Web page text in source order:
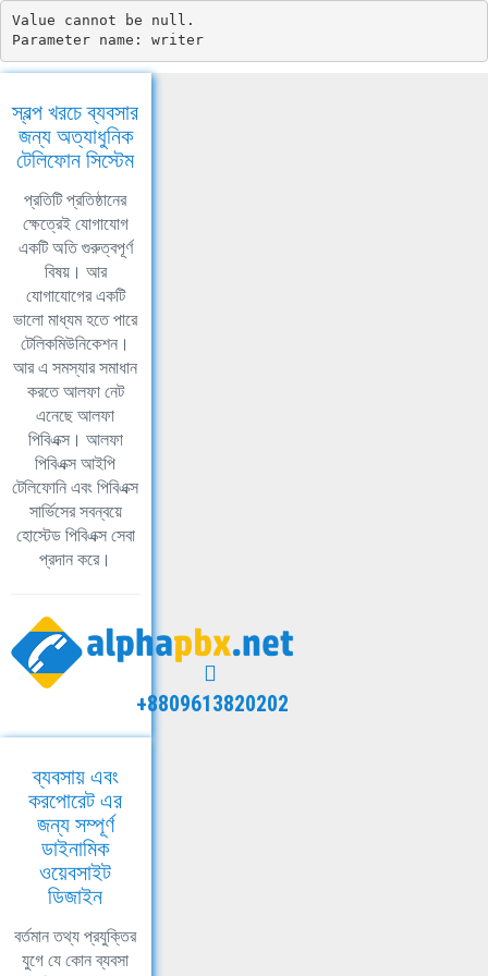
Value cannot be null.
Parameter name: writer
স্বল্প খরচে ব্যবসার
জন্য অত্যাধুনিক
টেলিফোন সিস্টেম
প্রতিটি প্রতিষ্ঠানের
ক্ষেত্রেই যোগাযোগ
একটি অতি গুরুত্বপূর্ণ
বিষয়। আর
যোগাযোগের একটি
ভালো মাধ্যম হতে পারে
টেলিকমিউনিকেশন।
আর এ সমস্যার সমাধান
করতে আলফা নেট
এনেছে আলফা
পিবিএক্স। আলফা
পিবিএক্স আইপি
টেলিফোনি এবং পিবিএক্স
সার্ভিসের সবন্বয়ে
হোস্টেড পিবিএক্স সেবা
প্রদান করে।
+8809613820202
ব্যবসায় এবং
করপোরেট এর
জন্য সম্পূর্ণ
ডাইনামিক
ওয়েবসাইট
ডিজাইন
বর্তমান তথ্য প্রযুক্তির
যুগে যে কোন ব্যবসা